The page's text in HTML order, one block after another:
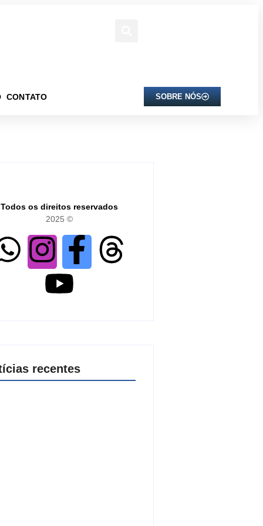
CONTATO SOBRE NÓS
Todos os direitos reservados
2025 ©
recentes